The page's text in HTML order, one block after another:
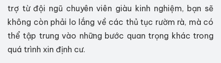
trợ từ đội ngũ chuyên viên giàu kinh nghiệm, bạn sẽ
không còn phải lo lắng về các thủ tục rườm rà, mà có
thể tập trung vào những bước quan trọng khác trong
quá trình xin định cư.